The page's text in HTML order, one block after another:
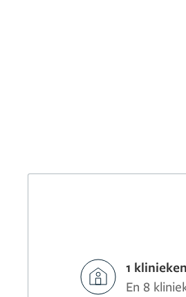
1 klinieken
En 8